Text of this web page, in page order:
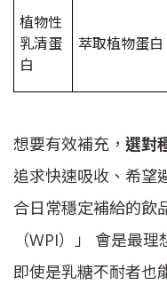
植物性
乳清蛋
白
萃取植物蛋白
想要有效補充， 選對
追求快速吸收、希望
合日常穩定補給的飲
（WPI）」 會是最
即使是乳糖不耐者也